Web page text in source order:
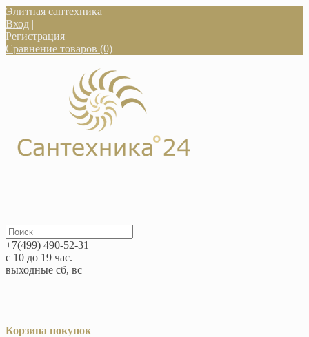
Элитная сантехника
Вход |
Регистрация
Сравнение товаров (0)
+7(499) 490-52-31
с 10 до 19 час.
выходные сб, вс
Корзина покупок